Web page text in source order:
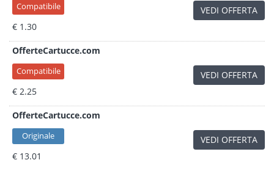
Compatibile
€ 1.30
VEDI OFFERTA
OfferteCartucce.com
Compatibile
€ 2.25
VEDI OFFERTA
OfferteCartucce.com
Originale
€ 13.01
VEDI OFFERTA